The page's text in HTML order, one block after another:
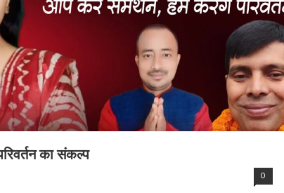
का संकल्प
0